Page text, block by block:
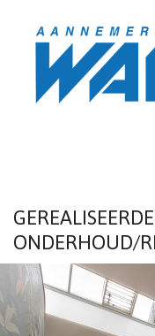
ONDERHOUD/